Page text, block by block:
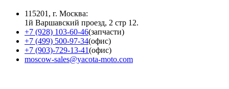
115201, г. Москва:
1й Варшавский проезд, 2 стр 12.
+7 (928) 103-60-46(запчасти)
+7 (499) 500-97-34(офис)
+7 (903)-729-13-41(офис)
moscow-sales@yacota-moto.com